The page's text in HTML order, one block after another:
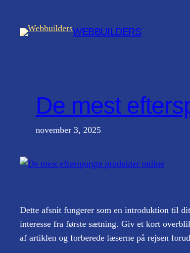
indhold
WEBBUILDERS
De mest
november 3, 2025
Dette afsnit fungerer som en introduktion til
interesse fra første sætning. Giv et kort
af artiklen og forberede læserne på rejsen